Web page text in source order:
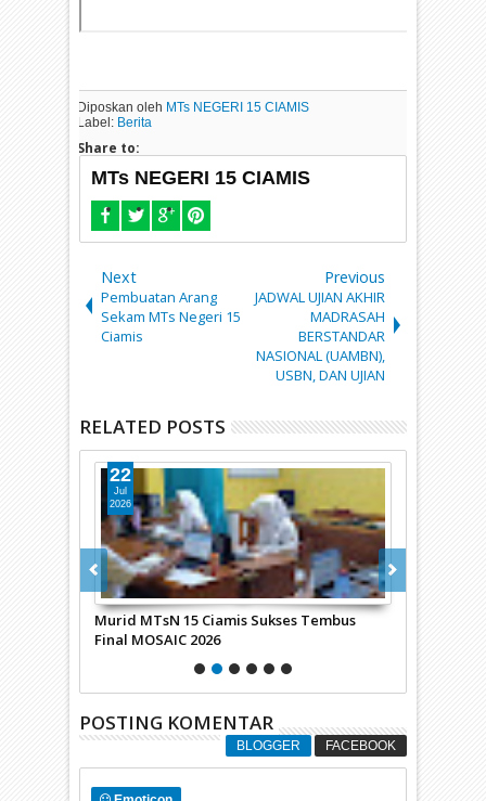
Diposkan oleh MTs NEGERI 15 CIAMIS
Label: Berita
Share to:
MTs NEGERI 15 CIAMIS
Next
Pembuatan Arang
Sekam MTs Negeri 15
Ciamis
Previous
JADWAL UJIAN AKHIR
MADRASAH
BERSTANDAR
NASIONAL (UAMBN),
USBN, DAN UJIAN
RELATED POSTS
Murid MTsN 15 Ciamis Sukses Tembus
Final MOSAIC 2026
22
Jul
2026
POSTING KOMENTAR
BLOGGER FACEBOOK